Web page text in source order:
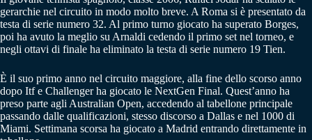
gerarchie nel circuito in modo molto breve. A Roma si è presentato da
testa di serie numero 32. Al primo turno giocato ha superato Borges,
poi ha avuto la meglio su Arnaldi cedendo il primo set nel torneo, e
negli ottavi di finale ha eliminato la testa di serie numero 19 Tien.
È il suo primo anno nel circuito maggiore, alla fine dello scorso anno
dopo Itf e Challenger ha giocato le NextGen Final. Quest’anno ha
preso parte agli Australian Open, accedendo al tabellone principale
passando dalle qualificazioni, stesso discorso a Dallas e nel 1000 di
Miami. Settimana scorsa ha giocato a Madrid entrando direttamente in